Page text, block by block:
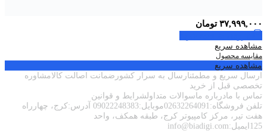
۳۷,۹۹۹,۰۰۰ تومان
مشاهده سریع
مقایسه محصول
مشاهده سریع
ارسال سریع و مطمئنارسال به سرار کشورضمانت اصالت کالامشاوره
تخصصی قبل از خرید
تماس با مادرباره ماسوالات متداولشرایط و قوانین
تلفن فروشگاه:02632264091موبایل:09022248383 آدرس:کرج، چهارراه
هفت تیر، مرکز کامپیوتر کرج، طبقه همکف، واحد
125ایمیل:info@biadigi.com